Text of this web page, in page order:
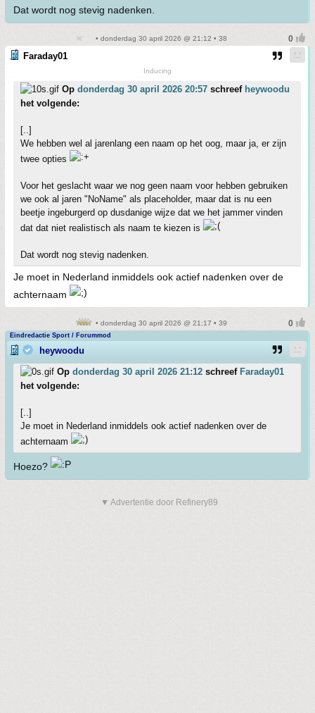
Dat wordt nog stevig nadenken.
• donderdag 30 april 2026 @ 21:12 • 38
Faraday01
Inducing
Op donderdag 30 april 2026 20:57 schreef heywoodu
het volgende:
[..]
We hebben wel al jarenlang een naam op het oog, maar ja, er zijn
twee opties
Voor het geslacht waar we nog geen naam voor hebben gebruiken
we ook al jaren "NoName" als placeholder, maar dat is nu een
beetje ingeburgerd op dusdanige wijze dat we het jammer vinden
dat dat niet realistisch als naam te kiezen is
Dat wordt nog stevig nadenken.
Je moet in Nederland inmiddels ook actief nadenken over de
achternaam
• donderdag 30 april 2026 @ 21:17 • 39
Eindredactie Sport / Forummod
heywoodu
Op donderdag 30 april 2026 21:12 schreef Faraday01
het volgende:
[..]
Je moet in Nederland inmiddels ook actief nadenken over de
achternaam
Hoezo?
▼ Advertentie door Refinery89